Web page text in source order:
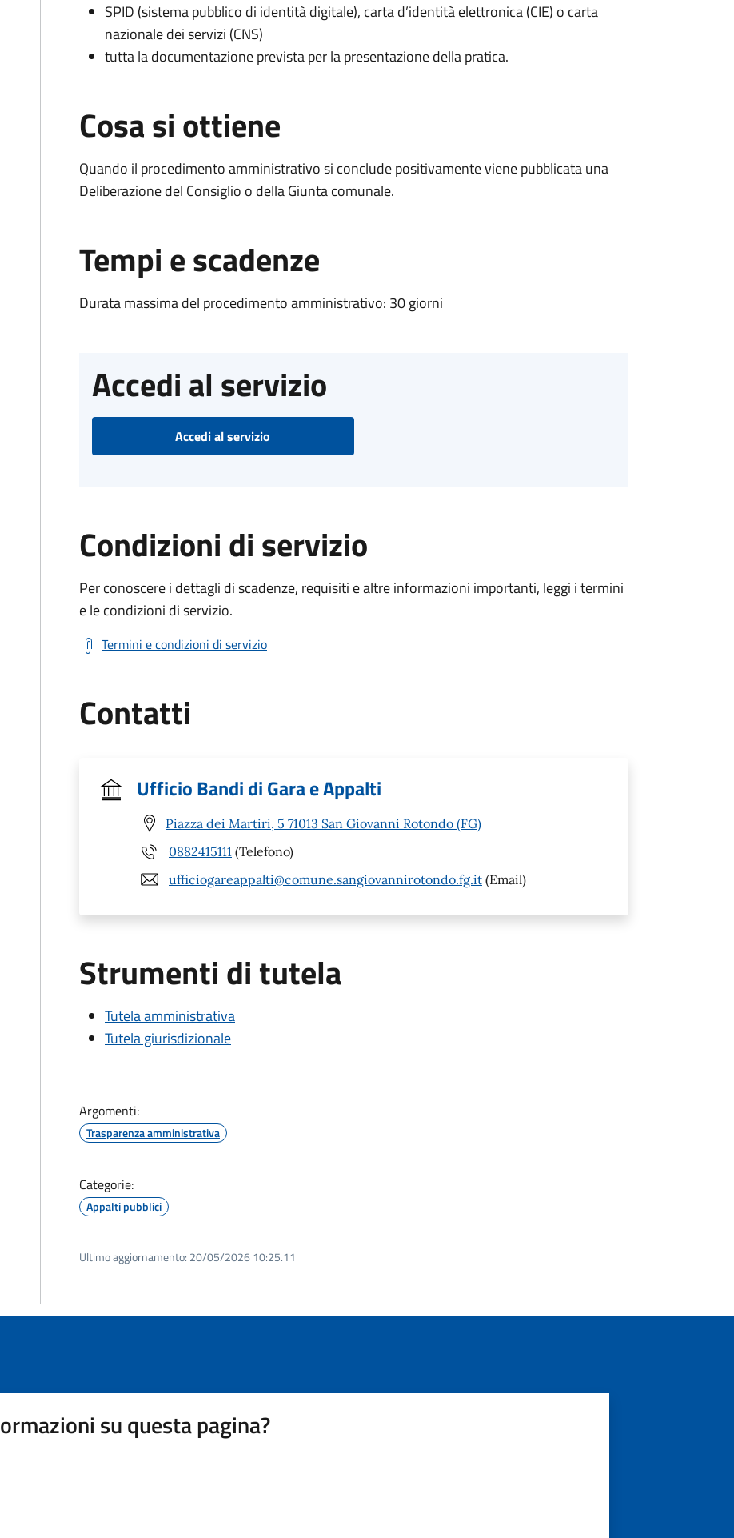
SPID (sistema pubblico di identità digitale), carta d’identità elettronica (CIE) o carta
nazionale dei servizi (CNS)
tutta la documentazione prevista per la presentazione della pratica.
Cosa si ottiene
Quando il procedimento amministrativo si conclude positivamente viene pubblicata una
Deliberazione del Consiglio o della Giunta comunale.
Tempi e scadenze
Durata massima del procedimento amministrativo: 30 giorni
Accedi al servizio
Accedi al servizio
Condizioni di servizio
Per conoscere i dettagli di scadenze, requisiti e altre informazioni importanti, leggi i termini
e le condizioni di servizio.
Termini e condizioni di servizio
Contatti
Ufficio Bandi di Gara e Appalti
Piazza dei Martiri, 5 71013 San Giovanni Rotondo (FG)
0882415111 (Telefono)
ufficiogareappalti@comune.sangiovannirotondo.fg.it (Email)
Strumenti di tutela
Tutela amministrativa
Tutela giurisdizionale
Argomenti:
Trasparenza amministrativa
Categorie:
Appalti pubblici
Ultimo aggiornamento: 20/05/2026 10:25.11
su questa pagina?